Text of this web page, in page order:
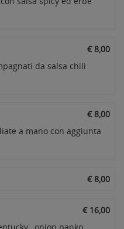
€ 8,00
da salsa chili
€ 8,00
a mano con aggiunta
€ 8,00
€ 16,00